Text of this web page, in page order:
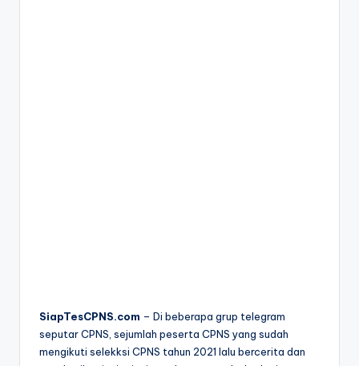
SiapTesCPNS.com – Di beberapa grup telegram
seputar CPNS, sejumlah peserta CPNS yang sudah
mengikuti selekksi CPNS tahun 2021 lalu bercerita dan